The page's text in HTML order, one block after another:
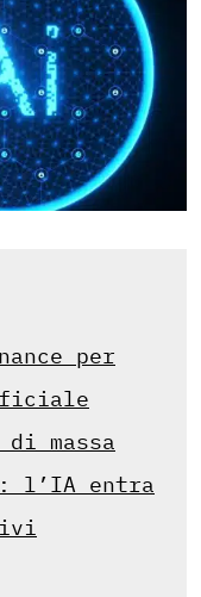
per
massa
l’IA entra